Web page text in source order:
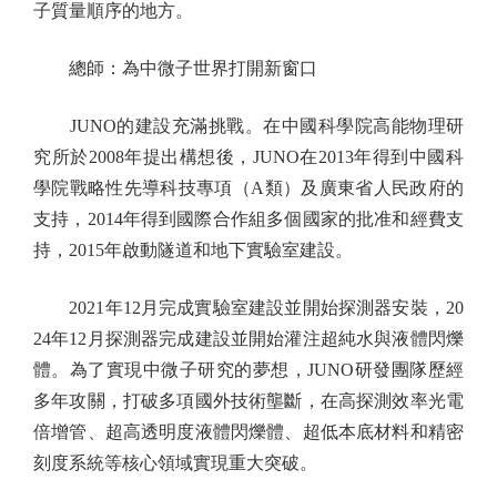
子質量順序的地方。
總師：為中微子世界打開新窗口
JUNO的建設充滿挑戰。在中國科學院高能物理研
究所於2008年提出構想後，JUNO在2013年得到中國科
學院戰略性先導科技專項（A類）及廣東省人民政府的
支持，2014年得到國際合作組多個國家的批准和經費支
持，2015年啟動隧道和地下實驗室建設。
2021年12月完成實驗室建設並開始探測器安裝，20
24年12月探測器完成建設並開始灌注超純水與液體閃爍
體。為了實現中微子研究的夢想，JUNO研發團隊歷經
多年攻關，打破多項國外技術壟斷，在高探測效率光電
倍增管、超高透明度液體閃爍體、超低本底材料和精密
刻度系統等核心領域實現重大突破。